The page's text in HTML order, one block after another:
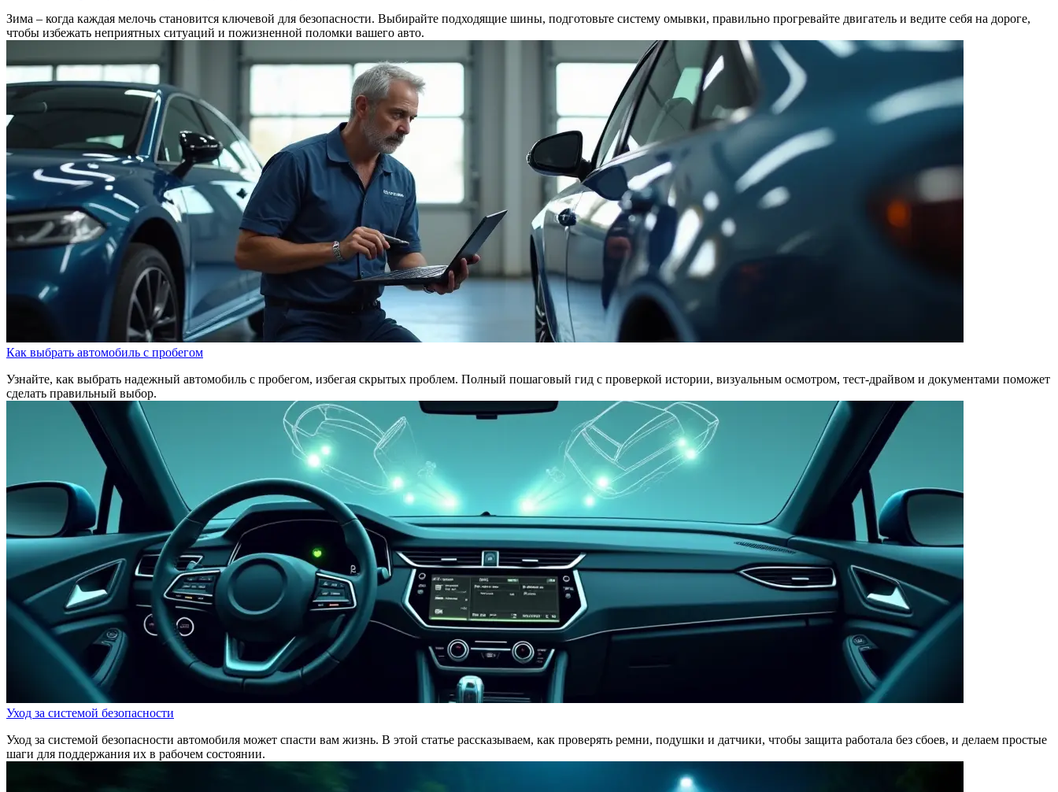
Зима – когда каждая мелочь становится ключевой для безопасности. Выбирайте подходящие шины, подготовьте систему омывки, правильно прогревайте двигатель и ведите себя на дороге,
чтобы избежать неприятных ситуаций и пожизненной поломки вашего авто.
Как выбрать автомобиль с пробегом
Узнайте, как выбрать надежный автомобиль с пробегом, избегая скрытых проблем. Полный пошаговый гид с проверкой истории, визуальным осмотром, тест-драйвом и документами поможет
сделать правильный выбор.
Уход за системой безопасности
Уход за системой безопасности автомобиля может спасти вам жизнь. В этой статье рассказываем, как проверять ремни, подушки и датчики, чтобы защита работала без сбоев, и делаем простые
шаги для поддержания их в рабочем состоянии.